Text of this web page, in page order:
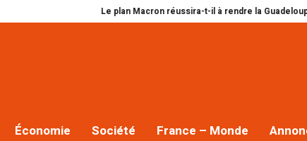
Le plan Macron réussira-t-il à rendre la Guadeloupe «
Économie Société France – Monde